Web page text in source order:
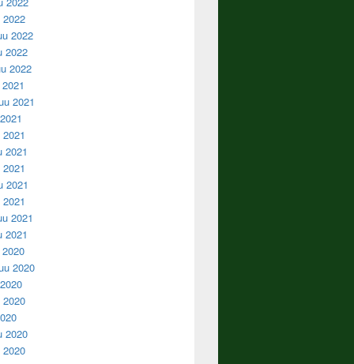
2022
2022
2022
2021
2021
2021
2021
2021
2020
2020